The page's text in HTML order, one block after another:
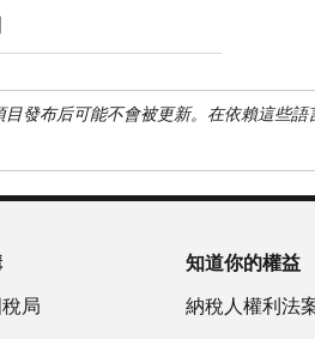
目發布后可能不會被更新。在依賴這些語
局
知道你的權益
納稅人權利法